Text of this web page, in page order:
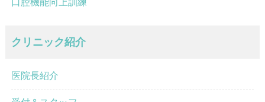
クリニック紹介
医院長紹介